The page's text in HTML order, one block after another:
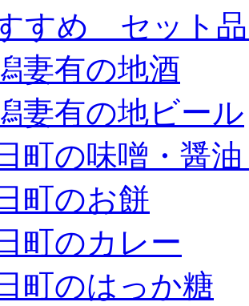
すめ セット
妻有の地酒
妻有の地ビール
町の味噌・醤
町のお餅
町のカレー
町のはっか糖